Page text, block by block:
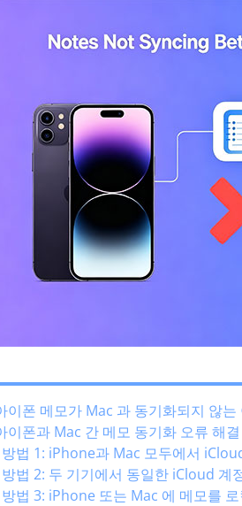
이폰 메모가 Mac 과 동기화되지 않
이폰과 Mac 간 메모 동기화 오류 해
법 1: iPhone과 Mac 모두에서
법 2: 두 기기에서 동일한 iCloud 계
법 3: iPhone 또는 Mac 에 메모를